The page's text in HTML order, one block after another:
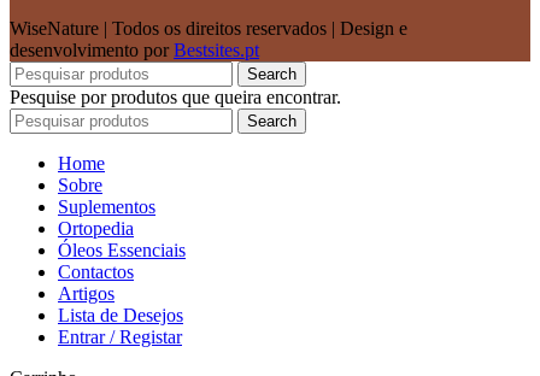
WiseNature | Todos os direitos reservados | Design e
desenvolvimento porBestsites.pt
Search
Pesquise por produtos que queira encontrar.
Search
Home
Sobre
Suplementos
Ortopedia
Óleos Essenciais
Contactos
Artigos
Lista de Desejos
Entrar / Registar